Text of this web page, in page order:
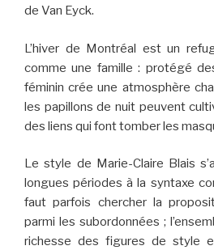
de Van Eyck.
L’hiver de Montréal est un
comme une famille : protégé
féminin crée une atmosphère
les papillons de nuit peuvent
des liens qui font tomber les
Le style de Marie-Claire Blais
longues périodes à la syntaxe
faut parfois chercher la
parmi les subordonnées ;
richesse des figures de style